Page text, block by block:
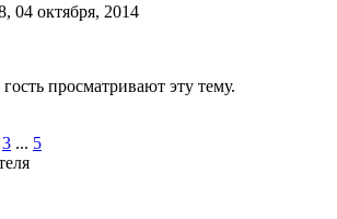
04 октября, 2014
просматривают эту тему.
3 ... 5